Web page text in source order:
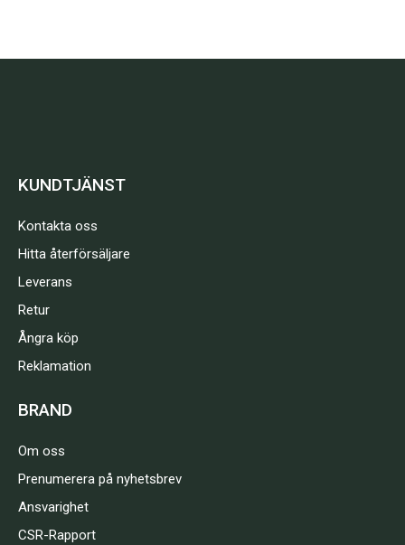
KUNDTJÄNST
Kontakta oss
Hitta återförsäljare
Leverans
Retur
Ångra köp
Reklamation
BRAND
Om oss
Prenumerera på nyhetsbrev
Ansvarighet
CSR-Rapport